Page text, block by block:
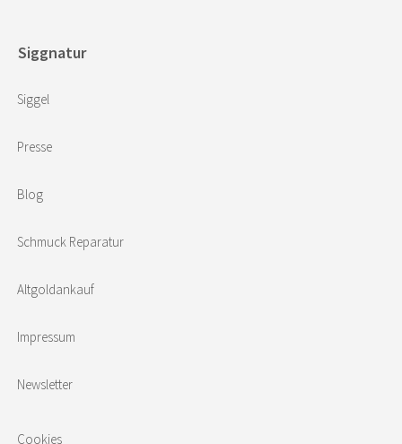
Siggnatur
Siggel
Presse
Blog
Schmuck Reparatur
Altgoldankauf
Impressum
Newsletter
Cookies